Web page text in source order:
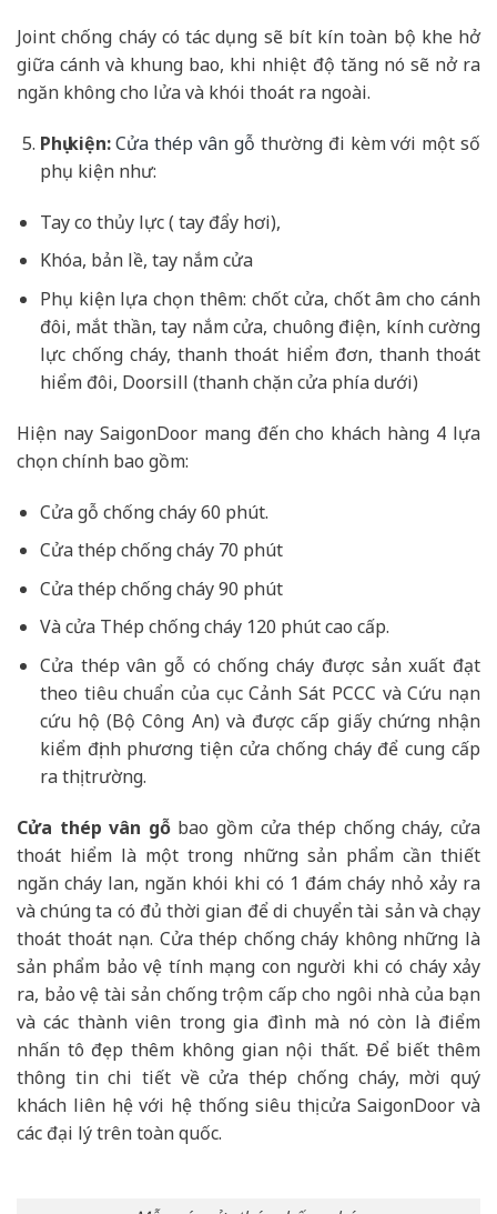
Joint chống cháy có tác dụng sẽ bít kín toàn bộ khe hở
giữa cánh và khung bao, khi nhiệt độ tăng nó sẽ nở ra
ngăn không cho lửa và khói thoát ra ngoài.
Phụ kiện:Cửa thép vân gỗ thường đi kèm với một số
phụ kiện như:
Tay co thủy lực ( tay đẩy hơi),
Khóa, bản lề, tay nắm cửa
Phụ kiện lựa chọn thêm: chốt cửa, chốt âm cho cánh
đôi, mắt thần, tay nắm cửa, chuông điện, kính cường
lực chống cháy, thanh thoát hiểm đơn, thanh thoát
hiểm đôi, Doorsill (thanh chặn cửa phía dưới)
Hiện nay SaigonDoor mang đến cho khách hàng 4 lựa
chọn chính bao gồm:
Cửa gỗ chống cháy 60 phút.
Cửa thép chống cháy 70 phút
Cửa thép chống cháy 90 phút
Và cửa Thép chống cháy 120 phút cao cấp.
Cửa thép vân gỗ có chống cháy được sản xuất đạt
theo tiêu chuẩn của cục Cảnh Sát PCCC và Cứu nạn
cứu hộ (Bộ Công An) và được cấp giấy chứng nhận
kiểm định phương tiện cửa chống cháy để cung cấp
ra thị trường.
Cửa thép vân gỗbao gồm cửa thép chống cháy, cửa
thoát hiểm là một trong những sản phẩm cần thiết
ngăn cháy lan, ngăn khói khi có 1 đám cháy nhỏ xảy ra
và chúng ta có đủ thời gian để di chuyển tài sản và chạy
thoát thoát nạn. Cửa thép chống cháy không những là
sản phẩm bảo vệ tính mạng con người khi có cháy xảy
ra, bảo vệ tài sản chống trộm cấp cho ngôi nhà của bạn
và các thành viên trong gia đình mà nó còn là điểm
nhấn tô đẹp thêm không gian nội thất. Để biết thêm
thông tin chi tiết về cửa thép chống cháy, mời quý
khách liên hệ với hệ thống siêu thị cửa SaigonDoor và
các đại lý trên toàn quốc.